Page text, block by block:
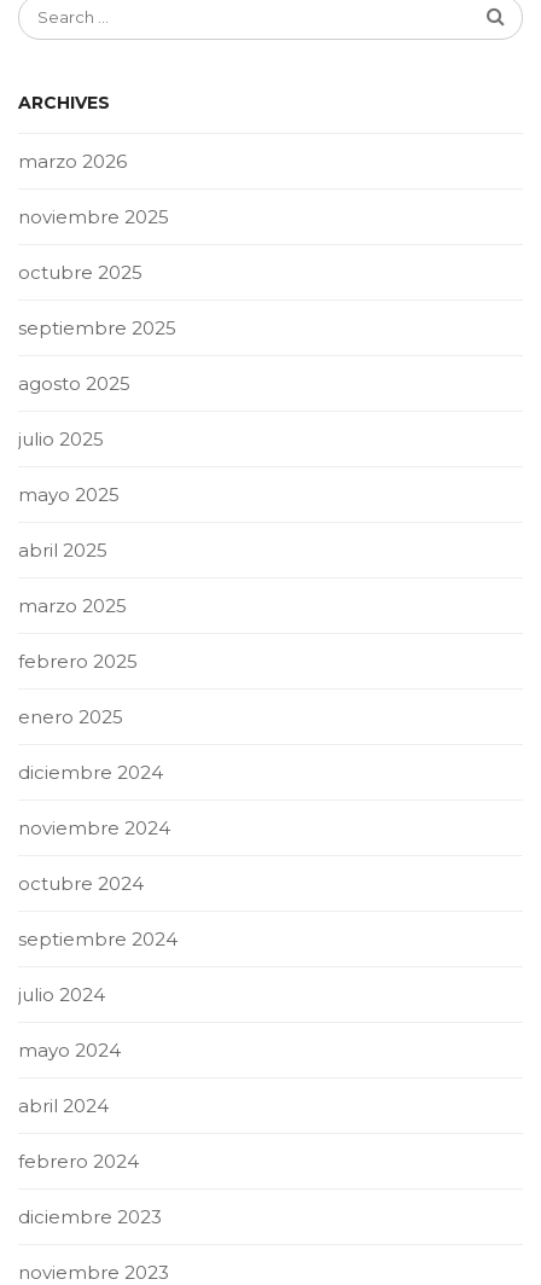
ARCHIVES
marzo 2026
noviembre 2025
octubre 2025
septiembre 2025
agosto 2025
julio 2025
mayo 2025
abril 2025
marzo 2025
febrero 2025
enero 2025
diciembre 2024
noviembre 2024
octubre 2024
septiembre 2024
julio 2024
mayo 2024
abril 2024
febrero 2024
diciembre 2023
noviembre 2023